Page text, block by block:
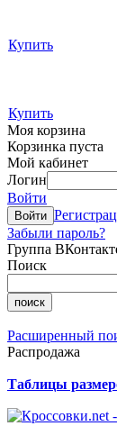
Купить
Купить
Моя корзина
Корзинка пуста
Мой кабинет
Логин
Войти
Забыли пароль?
Группа
Поиск
Расширенный
Распродажа
Таблицы